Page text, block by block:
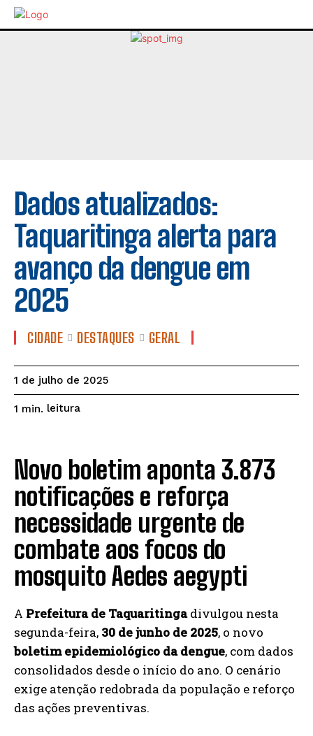
Dados atualizados:
Taquaritinga alerta para
avanço da dengue em
2025
CIDADE DESTAQUES GERAL
1 de julho de 2025
1 min. leitura
Novo boletim aponta 3.873
notificações e reforça
necessidade urgente de
combate aos focos do
mosquito Aedes aegypti
A Prefeitura de Taquaritingadivulgou nesta
segunda-feira, 30 de junho de 2025, o novo
boletim epidemiológico da dengue, com dados
consolidados desde o início do ano. O cenário
exige atenção redobrada da população e reforço
das ações preventivas.